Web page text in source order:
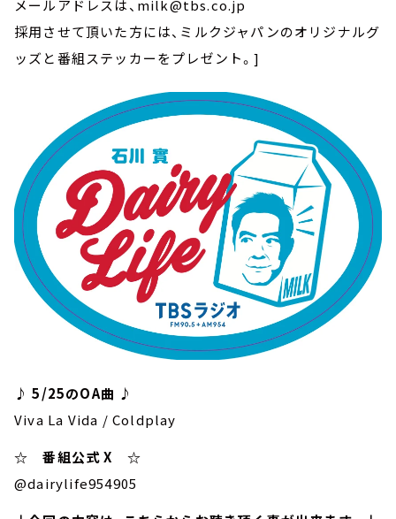
メールアドレスは、milk@tbs.co.jp
採用させて頂いた方には、ミルクジャパンのオリジナルグ
ッズと番組ステッカーをプレゼント。]
♪ 5/25のOA曲 ♪
Viva La Vida / Coldplay
☆ 番組公式 X ☆
@dairylife954905